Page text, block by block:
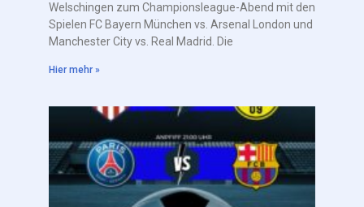
Welschingen zum Championsleague-Abend mit den
Spielen FC Bayern München vs. Arsenal London und
Manchester City vs. Real Madrid. Die
Hier mehr »